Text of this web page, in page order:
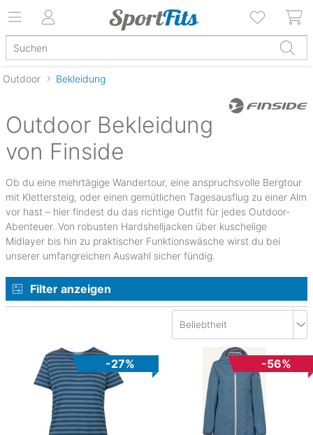
Outdoor Bekleidung
Outdoor Bekleidung
von Finside
Ob du eine mehrtägige Wandertour, eine anspruchsvolle Bergtour
mit Klettersteig, oder einen gemütlichen Tagesausflug zu einer Alm
vor hast – hier findest du das richtige Outfit für jedes Outdoor-
Abenteuer. Von robusten Hardshelljacken über kuschelige
Midlayer bis hin zu praktischer Funktionswäsche wirst du bei
unserer umfangreichen Auswahl sicher fündig.
Filter anzeigen
-27% -56%